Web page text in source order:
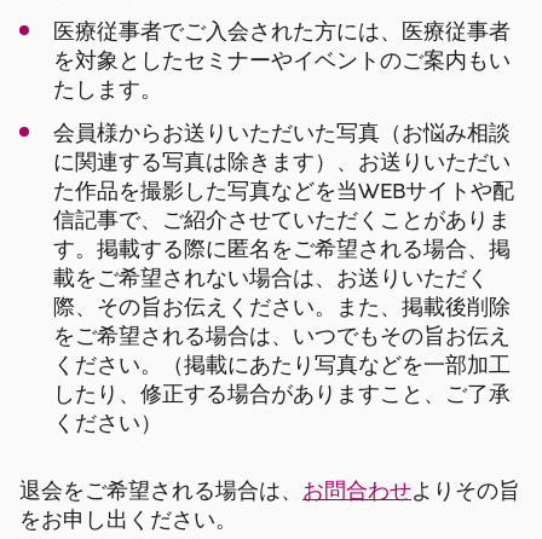
医療従事者でご入会された方には、医療従事者
を対象としたセミナーやイベントのご案内もい
たします。
会員様からお送りいただいた写真（お悩み相談
に関連する写真は除きます）、お送りいただい
た作品を撮影した写真などを当WEBサイトや配
信記事で、ご紹介させていただくことがありま
す。掲載する際に匿名をご希望される場合、掲
載をご希望されない場合は、お送りいただく
際、その旨お伝えください。また、掲載後削除
をご希望される場合は、いつでもその旨お伝え
ください。（掲載にあたり写真などを一部加工
したり、修正する場合がありますこと、ご了承
ください）
退会をご希望される場合は、 お問合わせよりその旨
をお申し出ください。